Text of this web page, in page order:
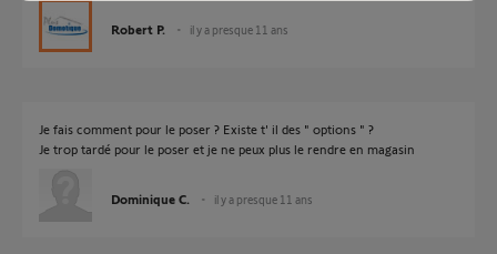
Robert P. il y a presque 11 ans
Je fais comment pour le poser ? Existe t' il des " options " ?
Je trop tardé pour le poser et je ne peux plus le rendre en magasin
Dominique C. il y a presque 11 ans